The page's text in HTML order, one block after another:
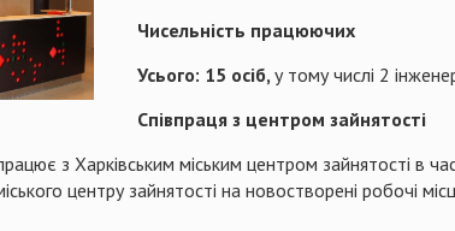
Чисельність працюючих
Усього: 15 осіб, у тому числі 2
Співпраця з центром зайнятості
з Харківським міським центром зайнятості в
центру зайнятості на новостворені робочі